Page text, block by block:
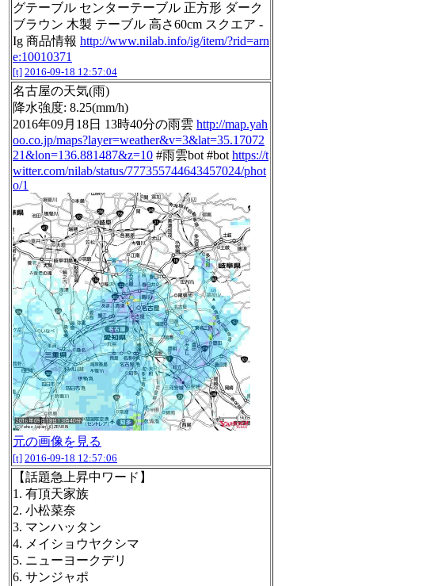
グテーブル センターテーブル 正方形 ダーク
ブラウン 木製 テーブル 高さ60cm スクエア -
Ig 商品情報 http://www.nilab.info/ig/item/?rid=arn
e:10010371
[t] 2016-09-18 12:57:04
名古屋の天気(雨)
降水強度: 8.25(mm/h)
2016年09月18日 13時40分の雨雲 http://map.yah
oo.co.jp/maps?layer=weather&v=3&lat=35.17072
21&lon=136.881487&z=10 #雨雲bot #bothttps://t
witter.com/nilab/status/777355744643457024/phot
o/1
元の画像を見る
[t] 2016-09-18 12:57:06
【話題急上昇中ワード】
1. 有頂天家族
2. 小松菜奈
3. マンハッタン
4. メイショウヤクシマ
5. ニューヨークデリ
6. サンジャポ